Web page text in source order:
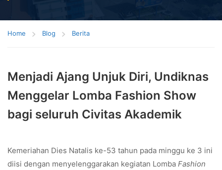
Home Blog Berita
Menjadi Ajang Unjuk Diri, Undiknas
Menggelar Lomba Fashion Show
bagi seluruh Civitas Akademik
Kemeriahan Dies Natalis ke-53 tahun pada minggu ke 3 ini
diisi dengan menyelenggarakan kegiatan Lomba Fashion